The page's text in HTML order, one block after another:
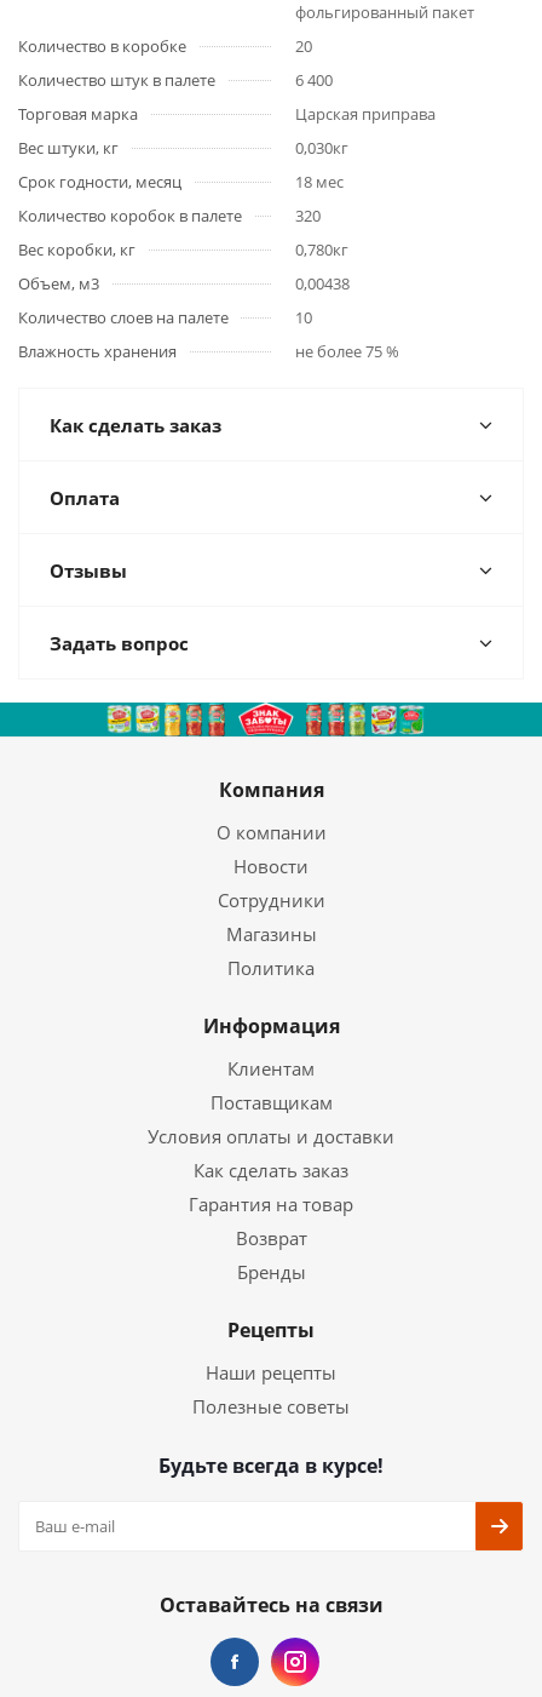
фольгированный пакет
Количество в коробке
20
Количество штук в палете
6 400
Торговая марка
Царская приправа
Вес штуки, кг
0,030кг
Срок годности, месяц
18 мес
Количество коробок в палете
320
Вес коробки, кг
0,780кг
Объем, м3
0,00438
Количество слоев на палете
10
Влажность хранения
не более 75 %
Как сделать заказ
Оплата
Отзывы
Задать вопрос
Компания
О компании
Новости
Сотрудники
Магазины
Политика
Информация
Клиентам
Поставщикам
Условия оплаты и доставки
Как сделать заказ
Гарантия на товар
Возврат
Бренды
Рецепты
Наши рецепты
Полезные советы
Будьте всегда в курсе!
Оставайтесь на связи